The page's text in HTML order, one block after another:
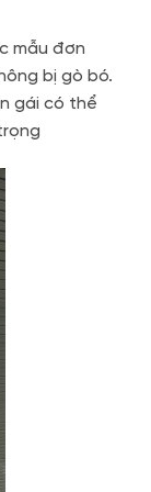
mẫu đơn
bị gò bó.
gái có thể